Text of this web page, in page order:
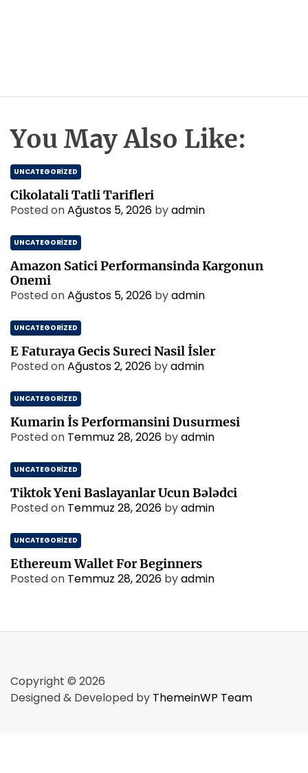
You May Also Like:
UNCATEGORIZED
Cikolatali Tatli Tarifleri
Posted onAğustos 5, 2026 byadmin
UNCATEGORIZED
Amazon Satici Performansinda Kargonun
Onemi
Posted onAğustos 5, 2026 byadmin
UNCATEGORIZED
E Faturaya Gecis Sureci Nasil İsler
Posted onAğustos 2, 2026 byadmin
UNCATEGORIZED
Kumarin İs Performansini Dusurmesi
Posted on Temmuz 28, 2026 byadmin
UNCATEGORIZED
Tiktok Yeni Baslayanlar Ucun Bələdci
Posted on Temmuz 28, 2026 byadmin
UNCATEGORIZED
Ethereum Wallet For Beginners
Posted on Temmuz 28, 2026 byadmin
Copyright © 2026
Designed & Developed by ThemeinWP Team